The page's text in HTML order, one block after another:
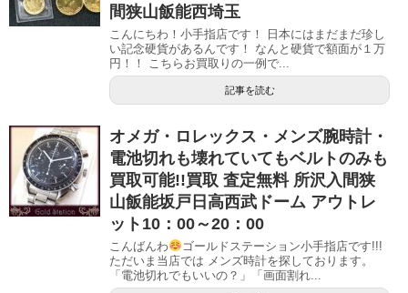
間狭山飯能西埼玉
こんにちわ！小手指店です！ 日本にはまだまだ珍し
い記念硬貨があるんです！ なんと硬貨で額面が１万
円！！ こちらお買取りの一例で...
記事を読む
オメガ・ロレックス・メンズ腕時計・
電池切れも壊れていてもベルトのみも
買取可能!!買取 査定無料 所沢入間狭
山飯能坂戸日高西武ドーム アウトレ
ット10：00～20：00
こんばんわ
ゴールドステーション小手指店です!!!
ただいま当店では メンズ時計を探しております。
「電池切れでもいいの？」「画面割れ...